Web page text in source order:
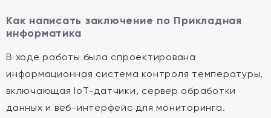
Как написать заключение по Прикладная
информатика
В ходе работы была спроектирована
информационная система контроля температуры,
включающая IoT-датчики, сервер обработки
данных и веб-интерфейс для мониторинга.